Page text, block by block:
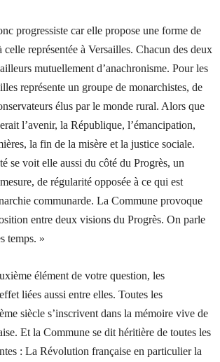
progressiste car elle propose une forme de
celle représentée à Versailles. Chacun des deux
mutuellement d’anachronisme. Pour les
représente un groupe de monarchistes, de
élus par le monde rural. Alors que
l’avenir, la République, l’émancipation,
la fin de la misère et la justice sociale.
se voit elle aussi du côté du Progrès, un
de régularité opposée à ce qui est
communarde. La Commune provoque
entre deux visions du Progrès. On parle
temps. »
élément de votre question, les
liées aussi entre elles. Toutes les
siècle s’inscrivent dans la mémoire vive de
Et la Commune se dit héritière de toutes les
: La Révolution française en particulier la